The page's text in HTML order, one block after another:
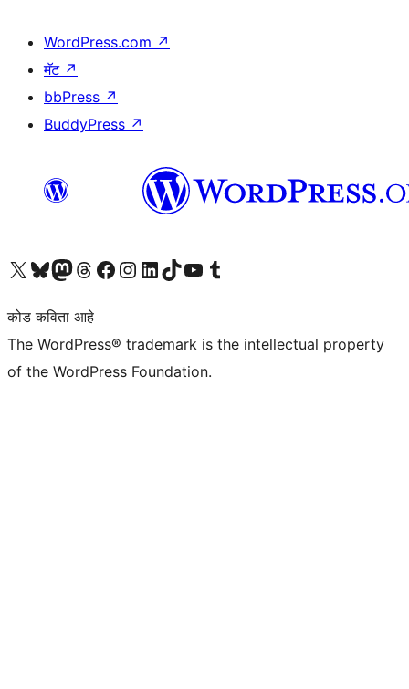
WordPress.com ↗
मॅट ↗
bbPress ↗
BuddyPress ↗
आमच्या X (एक्स) (पूर्वीचे ट्विटर) खात्याला भेट द्या आमच्या ब्लूस्की खात्याला भेट द्या.आमच्या Mastodon खात्याला भेट द्या.आमच्या थ्रेड्स खात्याला भेट द्या. आमच्या फेसबुक पेजला भेट द्या आमच्या इंस्टाग्राम खात्याला भेट द्या आमच्या लिंक्डइन खात्याला भेट द्या आमच्या टिकटॉक अकाउंटला भेट द्या.आमच्या यूट्यूब चॅनेलला भेट द्या आमच्या टंबलर खात्याला भेट द्या.
कोड कविता आहे
The WordPress® trademark is the intellectual property
of the WordPress Foundation.